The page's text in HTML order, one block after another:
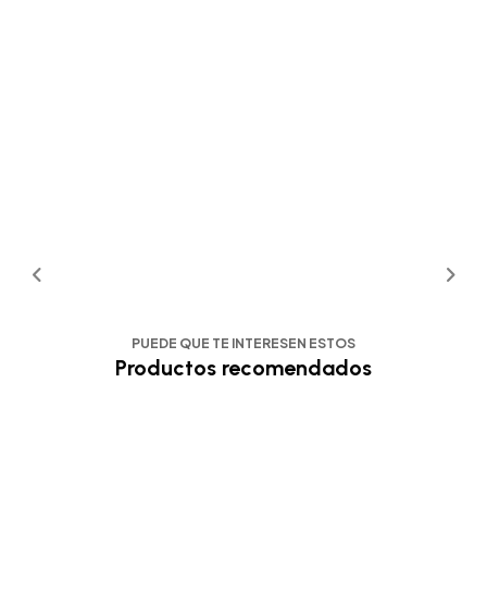
PUEDE QUE TE INTERESEN ESTOS
Productos recomendados